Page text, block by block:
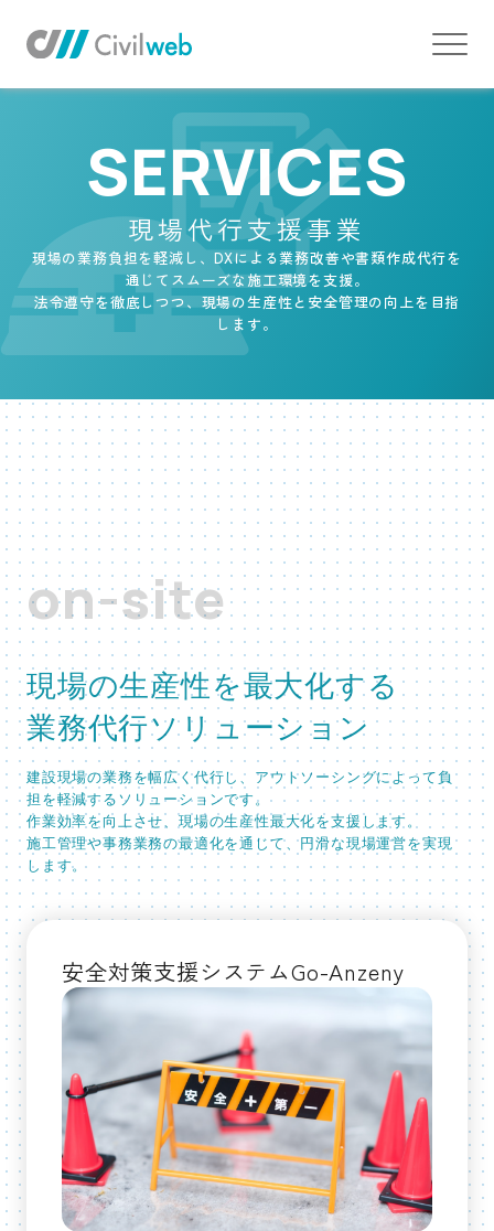
TOP 現場代行支援事業
SERVICES
現場代行支援事業
現場の業務負担を軽減し、DXによる業務改善や書類作成代行を
通じてスムーズな施工環境を支援。
法令遵守を徹底しつつ、現場の生産性と安全管理の向上を目指
します。
on-site
現場の生産性を最大化する
業務代行ソリューション
建設現場の業務を幅広く代行し、アウトソーシングによって負
担を軽減するソリューションです。
作業効率を向上させ、現場の生産性最大化を支援します。
施工管理や事務業務の最適化を通じて、円滑な現場運営を実現
します。
安全対策支援システムGo-Anzeny